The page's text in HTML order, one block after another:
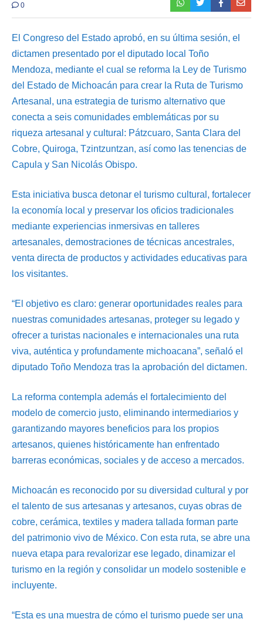
0
El Congreso del Estado aprobó, en su última sesión, el
dictamen presentado por el diputado local Toño
Mendoza, mediante el cual se reforma la Ley de Turismo
del Estado de Michoacán para crear la Ruta de Turismo
Artesanal, una estrategia de turismo alternativo que
conecta a seis comunidades emblemáticas por su
riqueza artesanal y cultural: Pátzcuaro, Santa Clara del
Cobre, Quiroga, Tzintzuntzan, así como las tenencias de
Capula y San Nicolás Obispo.
Esta iniciativa busca detonar el turismo cultural, fortalecer
la economía local y preservar los oficios tradicionales
mediante experiencias inmersivas en talleres
artesanales, demostraciones de técnicas ancestrales,
venta directa de productos y actividades educativas para
los visitantes.
“El objetivo es claro: generar oportunidades reales para
nuestras comunidades artesanas, proteger su legado y
ofrecer a turistas nacionales e internacionales una ruta
viva, auténtica y profundamente michoacana”, señaló el
diputado Toño Mendoza tras la aprobación del dictamen.
La reforma contempla además el fortalecimiento del
modelo de comercio justo, eliminando intermediarios y
garantizando mayores beneficios para los propios
artesanos, quienes históricamente han enfrentado
barreras económicas, sociales y de acceso a mercados.
Michoacán es reconocido por su diversidad cultural y por
el talento de sus artesanas y artesanos, cuyas obras de
cobre, cerámica, textiles y madera tallada forman parte
del patrimonio vivo de México. Con esta ruta, se abre una
nueva etapa para revalorizar ese legado, dinamizar el
turismo en la región y consolidar un modelo sostenible e
incluyente.
“Esta es una muestra de cómo el turismo puede ser una